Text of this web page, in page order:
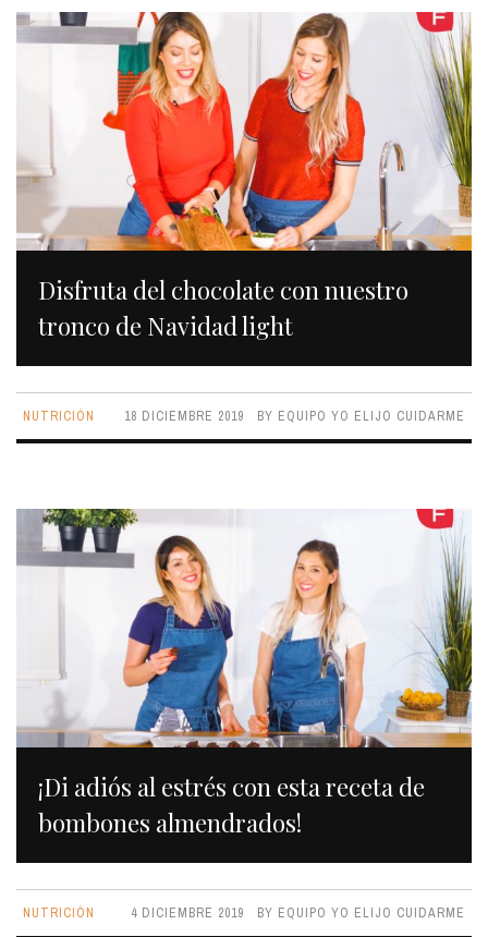
Disfruta del chocolate con nuestro
tronco de Navidad light
NUTRICIÓN 18 DICIEMBRE 2019 BY EQUIPO YO ELIJO CUIDARME
¡Di adiós al estrés con esta receta de
bombones almendrados!
NUTRICIÓN 4 DICIEMBRE 2019 BY EQUIPO YO ELIJO CUIDARME